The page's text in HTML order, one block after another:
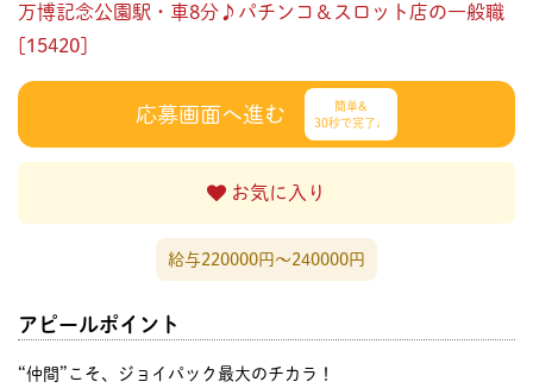
り
立ち仕事 経験者・有資格者歓迎 茶髪OK 賑やかな職場
長く働ける
長期歓迎
万博記念公園駅・車8分♪パチンコ＆スロット店の一般職
[15420]
応募画面へ進む
簡単&
30秒で完了♩
お気に入り
給与220000円〜240000円
アピールポイント
“仲間”こそ、ジョイパック最大のチカラ！